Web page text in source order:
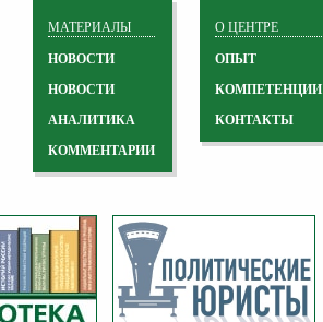
О ЦЕНТРЕ
ОПЫТ
КОМПЕТЕНЦИИ
КОНТАКТЫ
МАТЕРИАЛЫ
НОВОСТИ
НОВОСТИ
АНАЛИТИКА
КОММЕНТАРИИ